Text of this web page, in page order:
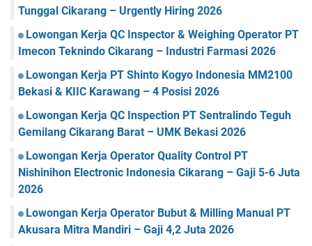
Tunggal Cikarang – Urgently Hiring 2026
Lowongan Kerja QC Inspector & Weighing Operator PT
Imecon Teknindo Cikarang – Industri Farmasi 2026
Lowongan Kerja PT Shinto Kogyo Indonesia MM2100
Bekasi & KIIC Karawang – 4 Posisi 2026
Lowongan Kerja QC Inspection PT Sentralindo Teguh
Gemilang Cikarang Barat – UMK Bekasi 2026
Lowongan Kerja Operator Quality Control PT
Nishinihon Electronic Indonesia Cikarang – Gaji 5-6 Juta
2026
Lowongan Kerja Operator Bubut & Milling Manual PT
Akusara Mitra Mandiri – Gaji 4,2 Juta 2026